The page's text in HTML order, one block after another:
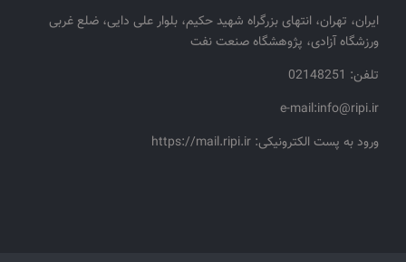
ایران، تهران، انتهای بزرگراه شهید حکیم، بلوار علی دایی، ضلع غربی
ورزشگاه آزادی، پژوهشگاه صنعت نفت
تلفن: 02148251
e-mail:info@ripi.ir
ورود به پست الکترونیکی: https://mail.ripi.ir